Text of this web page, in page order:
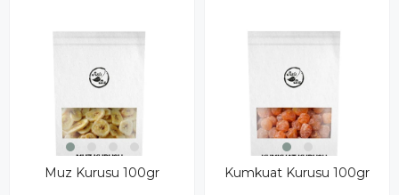
Muz Kurusu 100gr Kumkuat Kurusu 100gr